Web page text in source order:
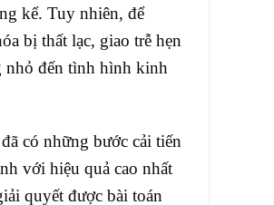
kể. Tuy nhiên, để
bị thất lạc, giao trễ hẹn
nhỏ đến tình hình kinh
đã có những bước cải tiến
với hiệu quả cao nhất
quyết được bài toán